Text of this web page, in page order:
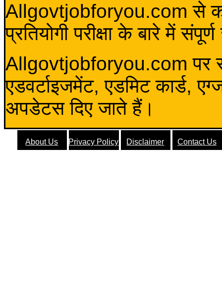
Allgovtjobforyou.com से कोई
प्रतियोगी परीक्षा के बारे में
Allgovtjobforyou.com पर
एडवर्टाइजमेंट, एडमिट कार्ड,
अपडेटस दिए जाते हैं।
About Us Privacy Policy Disclaimer Contact Us